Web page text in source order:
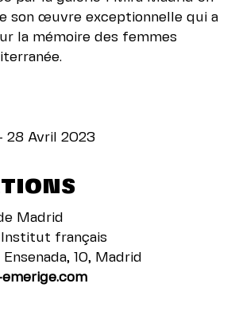
son œuvre exceptionnelle qui a
la mémoire des femmes
28 Avril 2023
Madrid
Institut français
10, Madrid